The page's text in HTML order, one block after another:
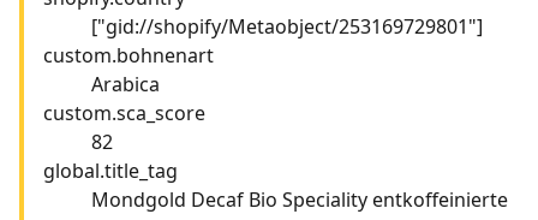
["gid://shopify/Metaobject/253169729801"]
custom.bohnenart
Arabica
custom.sca_score
82
global.title_tag
Mondgold Decaf Bio Speciality entkoffeinierte